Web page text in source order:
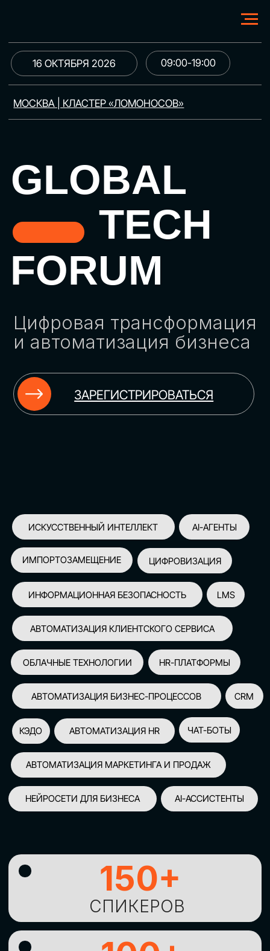
МОСКВА | КЛАСТЕР «ЛОМОНОСОВ»
GLOBAL
TECH
FORUM
Цифровая трансформация
и автоматизация бизнеса
ЗАРЕГИСТРИРОВАТЬСЯ
09:00-19:00
16 ОКТЯБРЯ 2026
ИСКУССТВЕННЫЙ ИНТЕЛЛЕКТ
НЕЙРОСЕТИ ДЛЯ БИЗНЕСА
КЭДО
ЦИФРОВИЗАЦИЯ
АВТОМАТИЗАЦИЯ HR
АВТОМАТИЗАЦИЯ МАРКЕТИНГА И ПРОДАЖ
AI-АССИСТЕНТЫ
ИМПОРТОЗАМЕЩЕНИЕ
СПИКЕРОВ
150+
ПАРТНЕРОВ
100+
УЧАСТНИКОВ
2500+
GLOBAL TECH FORUM –
ИЗУЧЕНИЯНОВЫХ
ТЕХНОЛОГИЙИ
СТРАТЕГИЧЕСКИХ
ПОДХОДОВ К ЦИФРОВОЙ
ТРАНСФОРМАЦИИ
БИЗНЕСА